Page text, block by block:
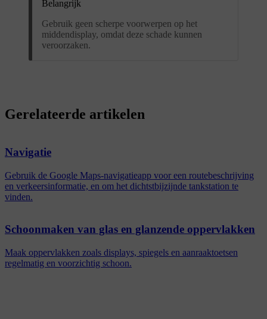
Belangrijk
Gebruik geen scherpe voorwerpen op het
middendisplay, omdat deze schade kunnen
veroorzaken.
Gerelateerde artikelen
Navigatie
Gebruik de Google Maps-navigatieapp voor een routebeschrijving
en verkeersinformatie, en om het dichtstbijzijnde tankstation te
vinden.
Schoonmaken van glas en glanzende oppervlakken
Maak oppervlakken zoals displays, spiegels en aanraaktoetsen
regelmatig en voorzichtig schoon.